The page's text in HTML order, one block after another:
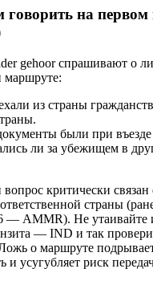
говорить на первом
gehoor спрашивают о
маршруте:
из страны
были при
ли за убежищем в
критически связан
страны
— AMMR). Не
— IND и так
о маршруте
и усугубляет риск